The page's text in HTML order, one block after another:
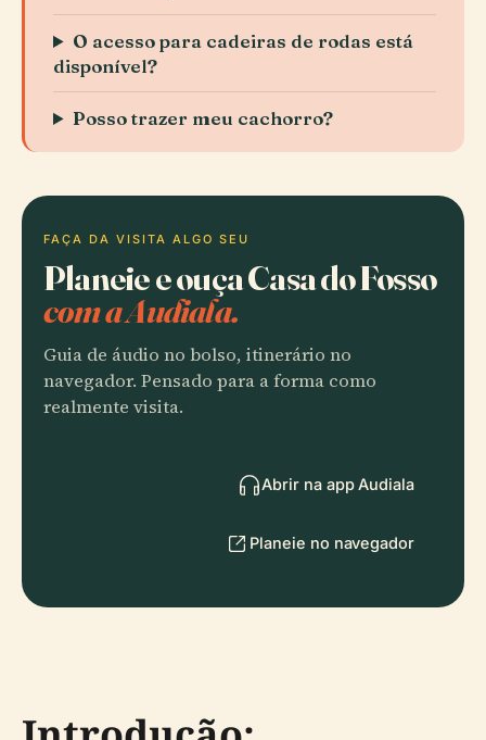
O acesso para cadeiras de rodas está
disponível?
Posso trazer meu cachorro?
FAÇA DA VISITA ALGO SEU
Planeie e ouça Casa do Fosso
com a Audiala.
Guia de áudio no bolso, itinerário no
navegador. Pensado para a forma como
realmente visita.
Abrir na app Audiala
Planeie no navegador